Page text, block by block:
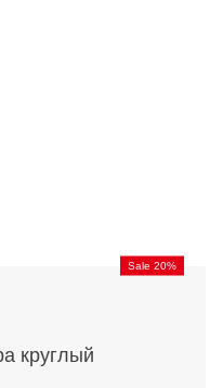
Sale 20%
круглый